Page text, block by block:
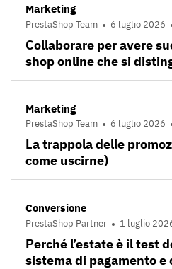
Marketing
PrestaShop Team 6 luglio 2026
Collaborare per avere
shop online che si
Marketing
PrestaShop Team 6 luglio 2026
La trappola delle
come uscirne)
Conversione
PrestaShop Partner 1 luglio
Perché l’estate è il test
sistema di pagamento e